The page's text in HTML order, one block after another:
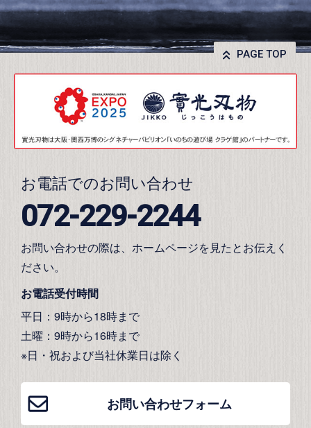
PAGE TOP
お電話でのお問い合わせ
072-229-2244
お問い合わせの際は、ホームページを見たとお伝えく
ださい。
お電話受付時間
平日：9時から18時まで
土曜：9時から16時まで
※日・祝および当社休業日は除く
お問い合わせフォーム